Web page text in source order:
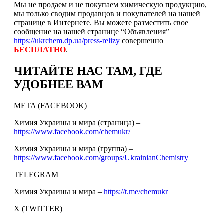
Мы не продаем и не покупаем химическую продукцию,
мы только сводим продавцов и покупателей на нашей
странице в Интернете. Вы можете разместить свое
сообщение на нашей странице “Объявления”
https://ukrchem.dp.ua/press-relizy совершенно
БЕСПЛАТНО.
ЧИТАЙТЕ НАС ТАМ, ГДЕ
УДОБНЕЕ ВАМ
META (FACEBOOK)
Химия Украины и мира (страница) –
https://www.facebook.com/chemukr/
Химия Украины и мира (группа) –
https://www.facebook.com/groups/UkrainianChemistry
TELEGRAM
Химия Украины и мира – https://t.me/chemukr
Х (TWITTER)